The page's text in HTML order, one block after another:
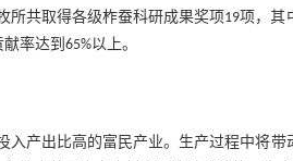
共取得各级柞蚕科研成果奖项19项，
率达到65%以上。
产出比高的富民产业。生产过程中将带